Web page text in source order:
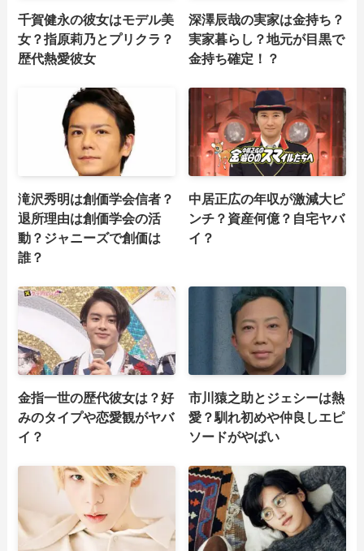
千賀健永の彼女はモデル美
女？指原莉乃とプリクラ？
歴代熱愛彼女
深澤辰哉の実家は金持ち？
実家暮らし？地元が目黒で
金持ち確定！？
滝沢秀明は創価学会信者？
退所理由は創価学会の活
動？ジャニーズで創価は
誰？
中居正広の年収が激減大ピ
ンチ？資産何億？自宅ヤバ
イ？
金指一世の歴代彼女は？好
みのタイプや恋愛観がヤバ
イ？
市川猿之助とジェシーは熱
愛？馴れ初めや仲良しエピ
ソードがやばい